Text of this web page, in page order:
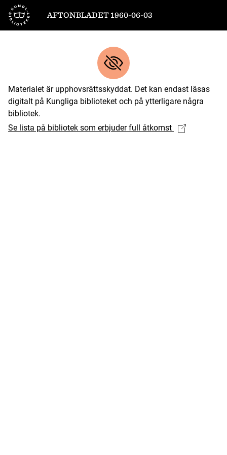
Till startsidan
AFTONBLADET 1960-06-03
Materialet är upphovsrättsskyddat. Det kan endast läsas
digitalt på Kungliga biblioteket och på ytterligare några
bibliotek.
Se lista på bibliotek som erbjuder full åtkomst